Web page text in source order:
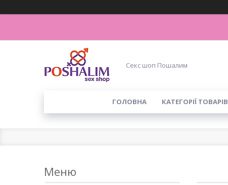
Секс шоп Пошалим
ГОЛОВНА КАТЕГОРІЇ ТОВАРІВ